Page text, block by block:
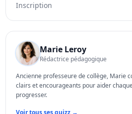
Inscription
Marie Leroy
Rédactrice pédagogique
Ancienne professeure de collège, Marie
clairs et encourageants pour aider
progresser.
Voir tous ses quizz →